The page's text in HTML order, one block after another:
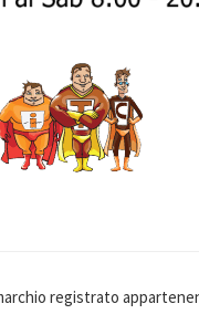
registrato